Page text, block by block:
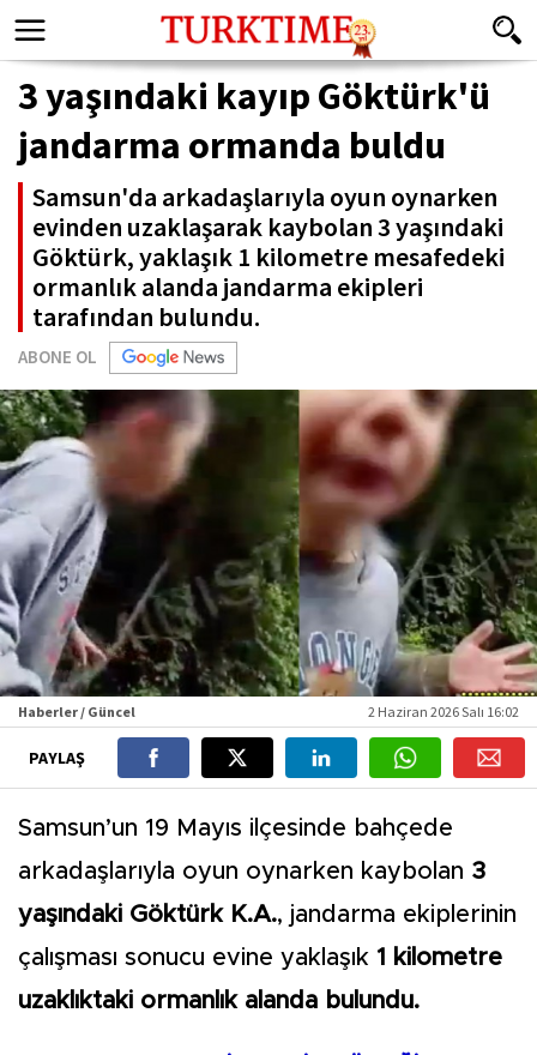
3 yaşındaki kayıp Göktürk'ü
jandarma ormanda buldu
Samsun'da arkadaşlarıyla oyun oynarken
evinden uzaklaşarak kaybolan 3 yaşındaki
Göktürk, yaklaşık 1 kilometre mesafedeki
ormanlık alanda jandarma ekipleri
tarafından bulundu.
ABONE OL
Haberler / Güncel 2 Haziran 2026 Salı 16:02
PAYLAŞ
Samsun’un 19 Mayıs ilçesinde bahçede
arkadaşlarıyla oyun oynarken kaybolan 3
yaşındaki Göktürk K.A., jandarma ekiplerinin
çalışması sonucu evine yaklaşık 1 kilometre
uzaklıktaki ormanlık alanda bulundu.